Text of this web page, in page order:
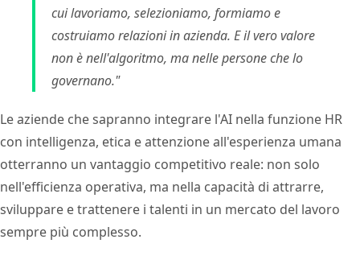
cui lavoriamo, selezioniamo, formiamo e
costruiamo relazioni in azienda. E il vero valore
non è nell'algoritmo, ma nelle persone che lo
governano."
Le aziende che sapranno integrare l'AI nella funzione HR
con intelligenza, etica e attenzione all'esperienza umana
otterranno un vantaggio competitivo reale: non solo
nell'efficienza operativa, ma nella capacità di attrarre,
sviluppare e trattenere i talenti in un mercato del lavoro
sempre più complesso.